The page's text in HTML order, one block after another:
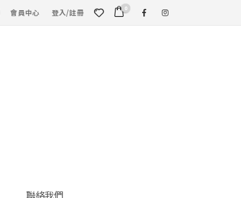
會員中心 登入/註冊 0
聯絡我們